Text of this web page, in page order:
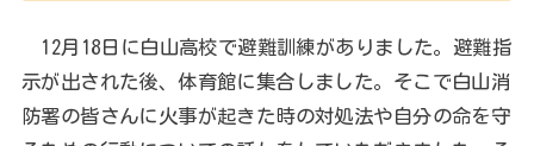
12月18日に白山高校で避難訓練がありました。避難指
示が出された後、体育館に集合しました。そこで白山消
防署の皆さんに火事が起きた時の対処法や自分の命を守